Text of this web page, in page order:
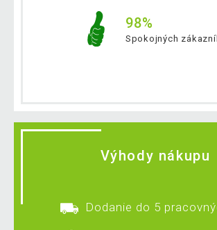
98%
Spokojných
Výhody nákupu
Dodanie do 5